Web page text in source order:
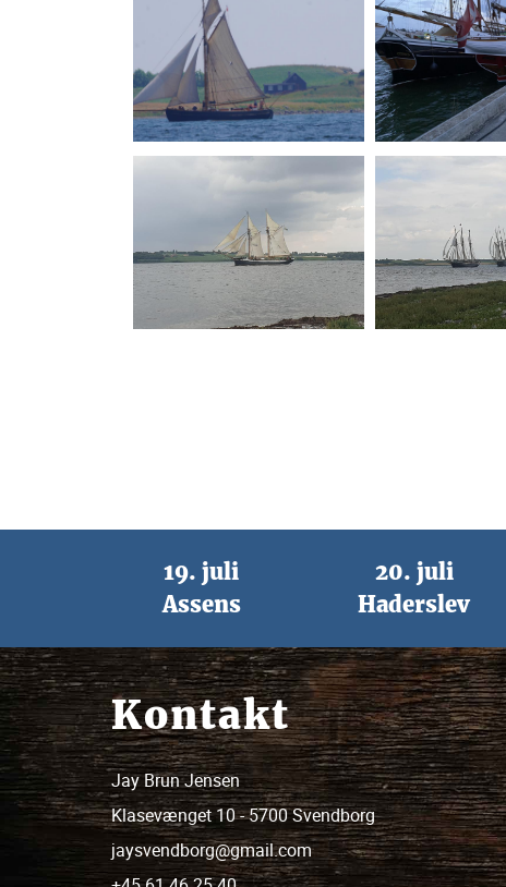
19. juli
Assens
20. juli
Haderslev
Kontakt
Jay Brun Jensen
Klasevænget 10 - 5700 Svendborg
jaysvendborg@gmail.com